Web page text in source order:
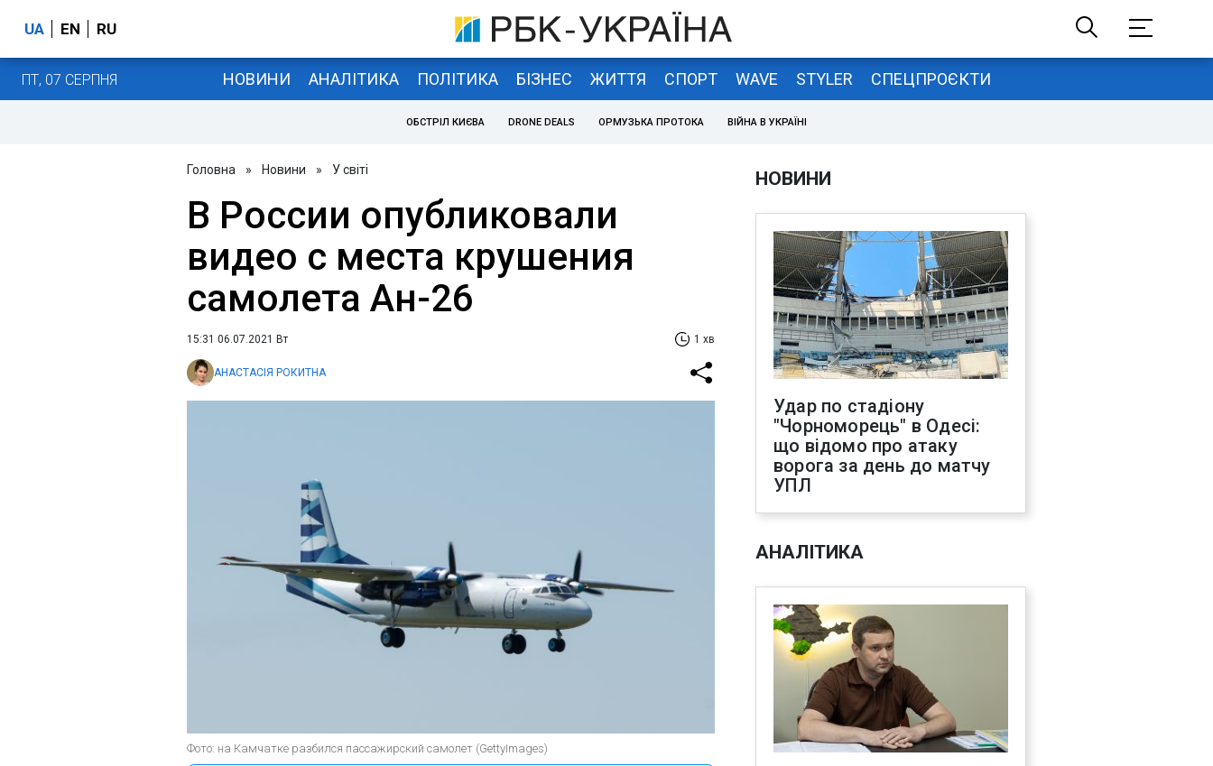
UA EN RU
ПТ, 07 СЕРПНЯ НОВИНИ АНАЛІТИКА ПОЛІТИКА БІЗНЕС ЖИТТЯ СПОРТ WAVE STYLER СПЕЦПРОЄКТИ
ОБСТРІЛ КИЄВА DRONE DEALS ОРМУЗЬКА ПРОТОКА ВІЙНА В УКРАЇНІ
Головна » Новини » У світі
В России опубликовали
видео с места крушения
самолета Ан-26
15:31 06.07.2021 Вт 1 хв
АНАСТАСІЯ РОКИТНА
Фото: на Камчатке разбился пассажирский самолет (GettyImages)
НОВИНИ
Удар по стадіону
"Чорноморець" в Одесі:
що відомо про атаку
ворога за день до матчу
УПЛ
АНАЛІТИКА